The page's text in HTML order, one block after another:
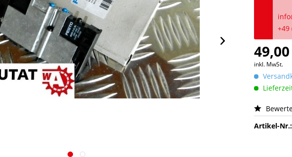
+49
inkl. MwSt.
Artikel-Nr.: